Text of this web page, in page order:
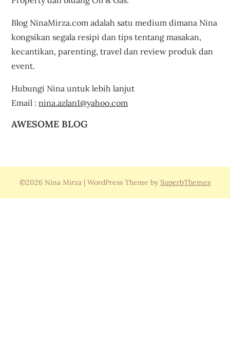
Blog NinaMirza.com adalah satu medium dimana Nina
kongsikan segala resipi dan tips tentang masakan,
kecantikan, parenting, travel dan review produk dan
event.
Hubungi Nina untuk lebih lanjut
Email :nina.azlan1@yahoo.com
AWESOME BLOG
©2026 Nina Mirza | WordPress Theme by SuperbThemes